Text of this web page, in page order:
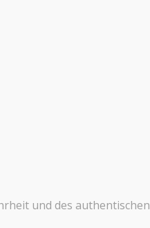
und des authentischen